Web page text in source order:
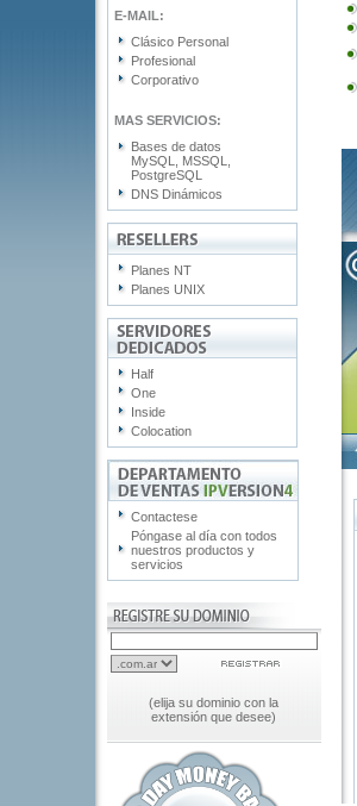
E-MAIL:
Clásico Personal
Profesional
Corporativo
MAS SERVICIOS:
Bases de datos
MySQL, MSSQL,
PostgreSQL
DNS Dinámicos
Planes NT
Planes UNIX
Half
One
Inside
Colocation
Contactese
Póngase al día con todos
nuestros productos y
servicios
(elija su dominio con la
extensión que desee)